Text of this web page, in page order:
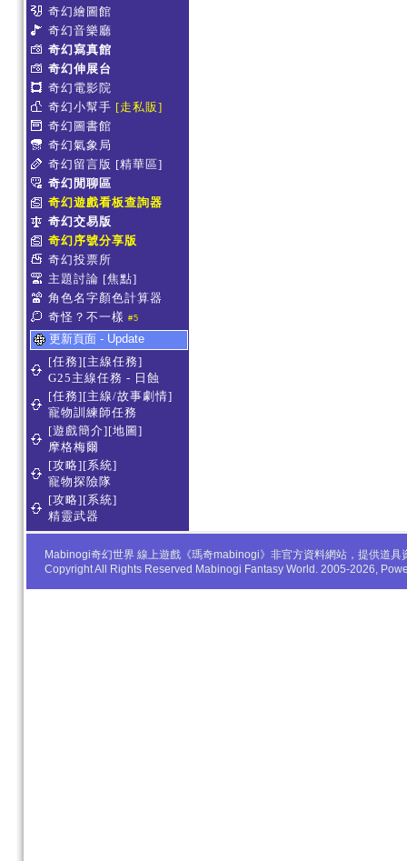
奇幻繪圖館
奇幻音樂廳
奇幻寫真館
奇幻伸展台
奇幻電影院
奇幻小幫手 [走私販]
奇幻圖書館
奇幻氣象局
奇幻留言版 [精華區]
奇幻閒聊區
奇幻遊戲看板查詢器
奇幻交易版
奇幻序號分享版
奇幻投票所
主題討論 [焦點]
角色名字顏色計算器
奇怪？不一樣 #5
更新頁面 - Update
[任務][主線任務]
G25主線任務 - 日蝕
[任務][主線/故事劇情]
寵物訓練師任務
[遊戲簡介][地圖]
摩格梅爾
[攻略][系統]
寵物探險隊
[攻略][系統]
精靈武器
Mabinogi奇幻世界 線上遊戲《瑪奇mabinogi》非官方資料網站，提供道
Copyright All Rights Reserved Mabinogi Fantasy World. 2005-2026,